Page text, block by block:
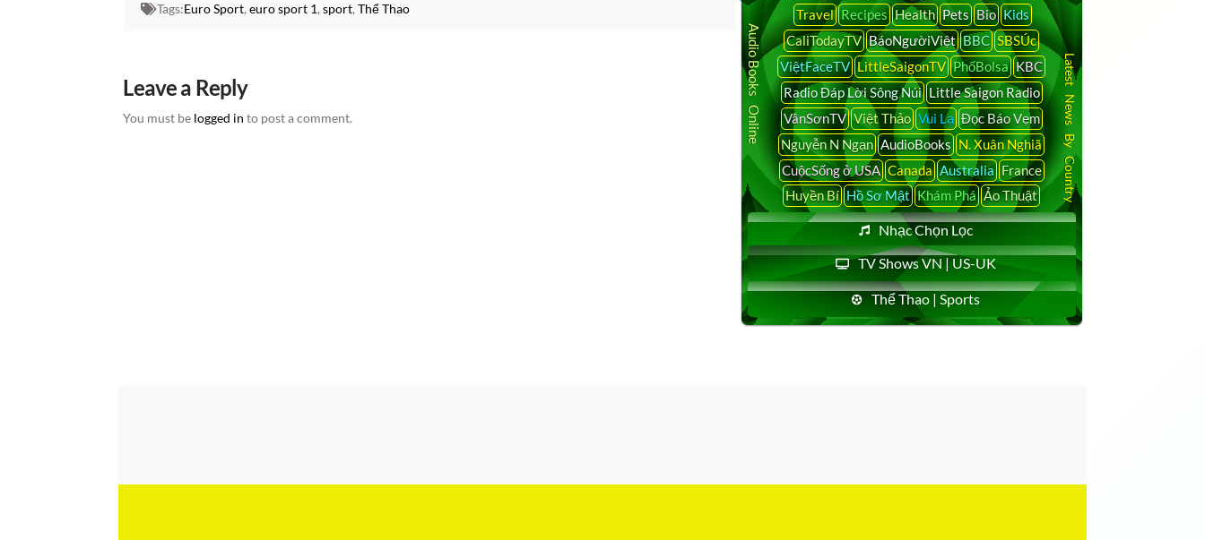
Tags:Euro Sport, euro sport 1, sport, Thể Thao
Leave a Reply
You must be logged in to post a comment.
Travel Recipes Health Pets Bio Kids
CaliTodayTV BáoNgườiViệt BBC SBSÚc
ViệtFaceTV LittleSaigonTV PhốBolsa KBC
Radio Đáp Lời Sông Núi Little Saigon Radio
VânSơnTV Việt Thảo Vui Lạ Đọc Báo Vẹm
Nguyễn N Ngạn AudioBooks N. Xuân Nghiã
CuộcSống ở USA Canada Australia France
Huyền Bí Hồ Sơ Mật Khám Phá Ảo Thuật
Nhạc Chọn Lọc
TV Shows VN | US-UK
Thể Thao | Sports
Audio Books Online Latest News By Country